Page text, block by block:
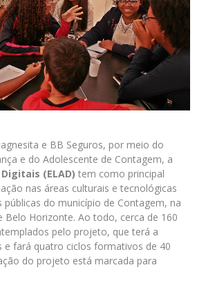
e BB Seguros, por meio do
e do Adolescente de Contagem, a
(ELAD) tem como principal
nas áreas culturais e tecnológicas
públicas do município de Contagem, na
Belo Horizonte. Ao todo, cerca de 160
pelo projeto, que terá a
e fará quatro ciclos formativos de 40
do projeto está marcada para